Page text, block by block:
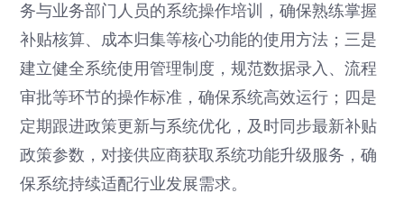
务与业务部门人员的系统操作培训，确保熟练掌握
补贴核算、成本归集等核心功能的使用方法；三是
建立健全系统使用管理制度，规范数据录入、流程
审批等环节的操作标准，确保系统高效运行；四是
定期跟进政策更新与系统优化，及时同步最新补贴
政策参数，对接供应商获取系统功能升级服务，确
保系统持续适配行业发展需求。